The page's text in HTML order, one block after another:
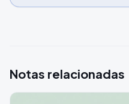
Notas relacionadas